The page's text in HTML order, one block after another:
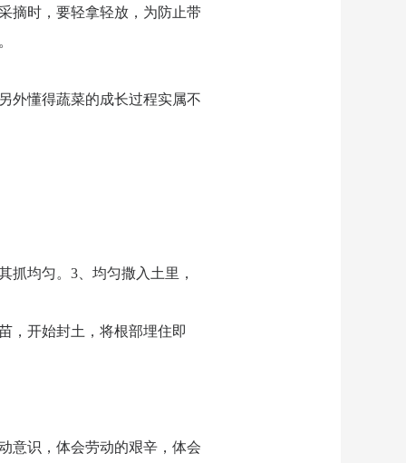
摘时，要轻拿轻放，为防止带
外懂得蔬菜的成长过程实属不
抓均匀。3、均匀撒入土里，
，开始封土，将根部埋住即
意识，体会劳动的艰辛，体会